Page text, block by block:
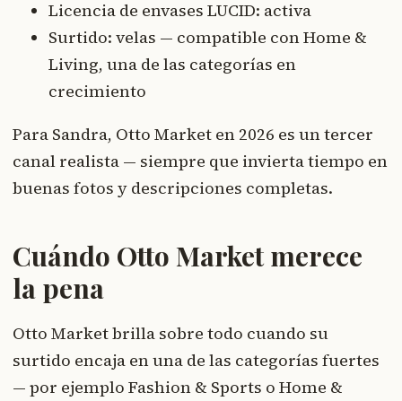
Licencia de envases LUCID: activa
Surtido: velas — compatible con Home &
Living, una de las categorías en
crecimiento
Para Sandra, Otto Market en 2026 es un tercer
canal realista — siempre que invierta tiempo en
buenas fotos y descripciones completas.
Cuándo Otto Market merece
la pena
Otto Market brilla sobre todo cuando su
surtido encaja en una de las categorías fuertes
— por ejemplo Fashion & Sports o Home &